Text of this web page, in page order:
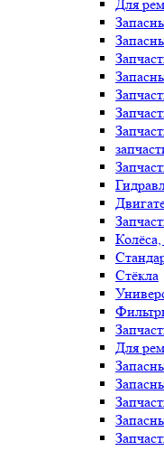
Для
Стёкла
Для